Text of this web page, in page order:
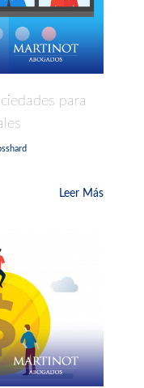
para
Leer Más